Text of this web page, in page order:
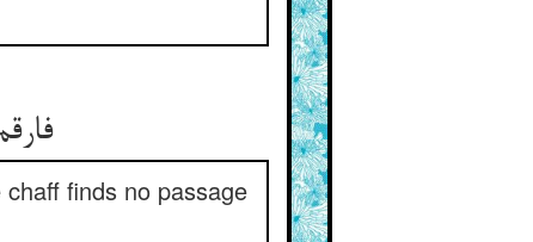
finds no passage